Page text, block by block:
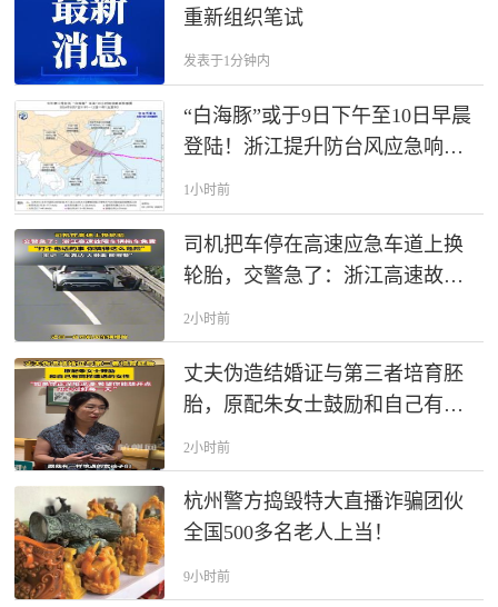
重新组织笔试
发表于1分钟内
“白海豚”或于9日下午至10日早晨
登陆！浙江提升防台风应急响应
至Ⅲ级！部分航班或延误或取消
1小时前
司机把车停在高速应急车道上换
轮胎，交警急了：浙江高速故障
车辆免费拖，打个电话就行了。
2小时前
丈夫伪造结婚证与第三者培育胚
胎，原配朱女士鼓励和自己有同
样遭遇的女性，“如果你正深陷泥
潭，希望你能想开点 ，开心过好
每一天 ”
2小时前
杭州警方捣毁特大直播诈骗团伙
全国500多名老人上当！
9小时前